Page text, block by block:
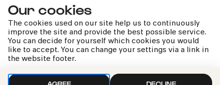
Our cookies
The cookies used on our site help us to continuously
improve the site and provide the best possible service.
You can decide for yourself which cookies you would
like to accept. You can change your settings via a link in
the website footer.
Press
Jobs
News
Contact
Submit a withdrawal request